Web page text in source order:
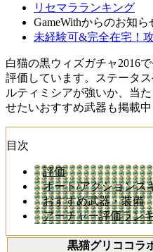
リセマラランキング
GameWithからのお知ら
未経験可&完全在宅！
白猫の黒ウィズガチャ2016
評価しています。ステータ
ルティミシアが強いか、当
せたいおすすめ武器も掲載中
目次
評価
オート/アクションス
おすすめ武器・装備
アーチャー評価ラン
黒猫グリココラ